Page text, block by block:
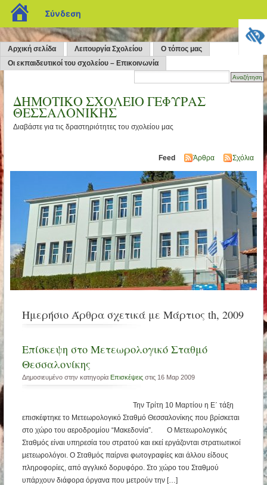
Αρχική σελίδα Λειτουργία Σχολείου
Ο τόπος μας
Οι εκπαιδευτικοί του σχολείου – Επικοινωνία
ΔΗΜΟΤΙΚΟ ΣΧΟΛΕΙΟ ΓΕΦΥΡΑΣ
ΘΕΣΣΑΛΟΝΙΚΗΣ
Διαβάστε για τις δραστηριότητες του σχολείου μας
Feed Άρθρα Σχόλια
Ημερήσιο Άρθρα σχετικά με Μάρτιος th, 2009
Επίσκεψη στο Μετεωρολογικό Σταθμό
Θεσσαλονίκης
Δημοσιευμένο στην κατηγορία Επισκέψειςστις 16 Μαρ 2009
Την Τρίτη 10 Μαρτίου η Ε΄ τάξη
επισκέφτηκε το Μετεωρολογικό Σταθμό Θεσσαλονίκης που βρίσκεται
στο χώρο του αεροδρομίου “Μακεδονία”. Ο Μετεωρολογικός
Σταθμός είναι υπηρεσία του στρατού και εκεί εργάζονται στρατιωτικοί
μετεωρολόγοι. Ο Σταθμός παίρνει φωτογραφίες και άλλου είδους
πληροφορίες, από αγγλικό δορυφόρο. Στο χώρο του Σταθμού
υπάρχουν διάφορα όργανα που μετρούν την […]
blogs.sch.gr
Σύνδεση